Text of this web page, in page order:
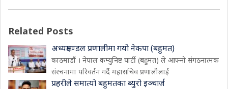
Related Posts
अध्यक्षमण्डल प्रणालीमा गयो नेकपा (बहुमत)
काठमाडौं । नेपाल कम्युनिष्ट पार्टी (बहुमत) ले आफ्नो संगठनात्मक
संरचनामा परिवर्तन गर्दै महासचिव प्रणालीलाई
प्रहरीले समात्यो बहुमतका ब्युरो इञ्चार्ज